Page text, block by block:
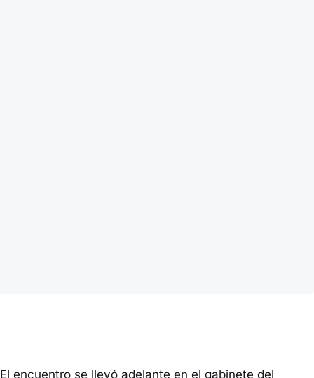
El encuentro se llevó adelante en el gabinete del